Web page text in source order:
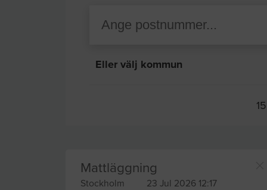
Eller välj kommun
Mattläggning
Stockholm 23 Jul 2026 12:17